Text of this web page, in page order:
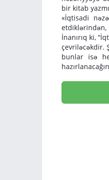
bir kitab
«İqtisadi
etdiklərindən,
İnanırıq ki,
çevriləcəkdir.
bunlar isə